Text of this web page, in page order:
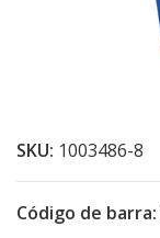
SKU: 1003486-8
Código de barra: